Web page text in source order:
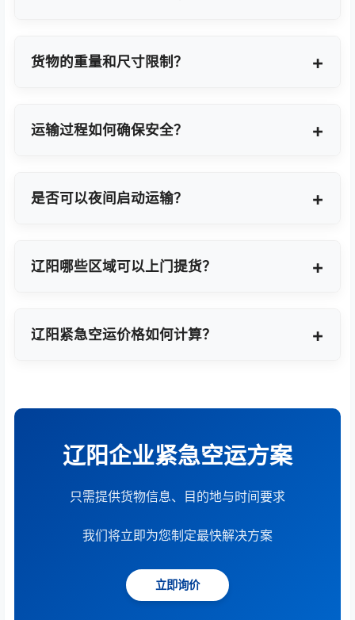
货物的重量和尺寸限制？
货物特性推荐最优方案。
运输过程如何确保安全？
忧。
是否可以夜间启动运输？
辽阳哪些区域可以上门提货？
辽阳紧急空运价格如何计算？
辽阳企业紧急空运方案
只需提供货物信息、目的地与时间要求
我们将立即为您制定最快解决方案
立即询价